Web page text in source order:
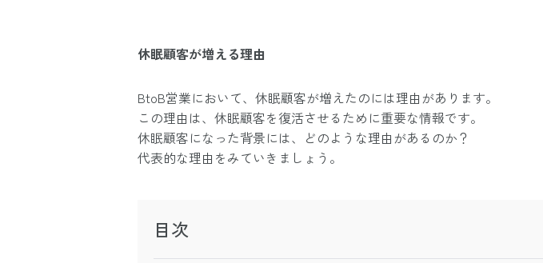
休眠顧客が増える理由
BtoB営業において、休眠顧客が増えたのには理由があります。
この理由は、休眠顧客を復活させるために重要な情報です。
休眠顧客になった背景には、どのような理由があるのか？
代表的な理由をみていきましょう。
目次